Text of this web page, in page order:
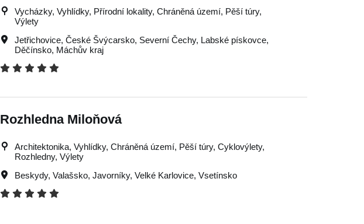
Vycházky, Vyhlídky, Přírodní lokality, Chráněná území, Pěší túry,
Výlety
Jetřichovice,České Švýcarsko, Severní Čechy, Labské pískovce,
Děčínsko, Máchův kraj
Rozhledna Miloňová
Architektonika, Vyhlídky, Chráněná území, Pěší túry, Cyklovýlety,
Rozhledny, Výlety
Beskydy,Valašsko,Javorníky,Velké Karlovice,Vsetínsko